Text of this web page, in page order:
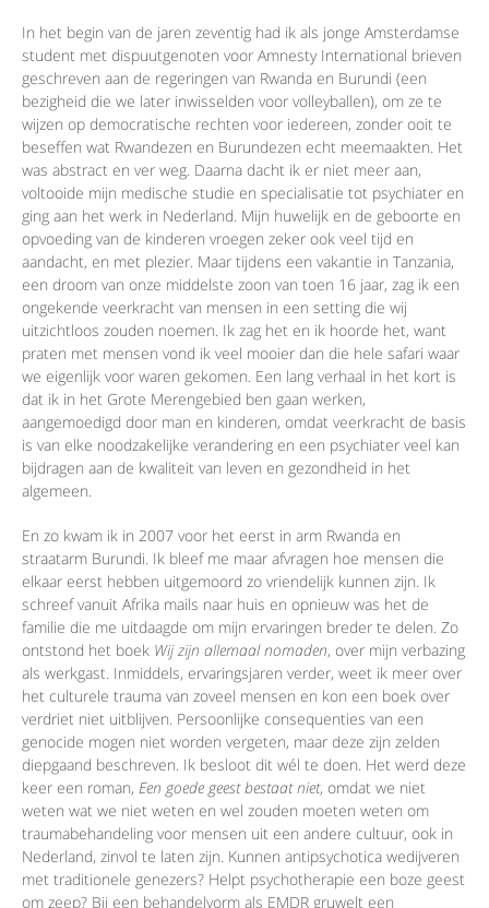
In het begin van de jaren zeventig had ik als jonge Amsterdamse
student met dispuutgenoten voor Amnesty International brieven
geschreven aan de regeringen van Rwanda en Burundi (een
bezigheid die we later inwisselden voor volleyballen), om ze te
wijzen op democratische rechten voor iedereen, zonder ooit te
beseffen wat Rwandezen en Burundezen echt meemaakten. Het
was abstract en ver weg. Daarna dacht ik er niet meer aan,
voltooide mijn medische studie en specialisatie tot psychiater en
ging aan het werk in Nederland. Mijn huwelijk en de geboorte en
opvoeding van de kinderen vroegen zeker ook veel tijd en
aandacht, en met plezier. Maar tijdens een vakantie in Tanzania,
een droom van onze middelste zoon van toen 16 jaar, zag ik een
ongekende veerkracht van mensen in een setting die wij
uitzichtloos zouden noemen. Ik zag het en ik hoorde het, want
praten met mensen vond ik veel mooier dan die hele safari waar
we eigenlijk voor waren gekomen. Een lang verhaal in het kort is
dat ik in het Grote Merengebied ben gaan werken,
aangemoedigd door man en kinderen, omdat veerkracht de basis
is van elke noodzakelijke verandering en een psychiater veel kan
bijdragen aan de kwaliteit van leven en gezondheid in het
algemeen.
En zo kwam ik in 2007 voor het eerst in arm Rwanda en
straatarm Burundi. Ik bleef me maar afvragen hoe mensen die
elkaar eerst hebben uitgemoord zo vriendelijk kunnen zijn. Ik
schreef vanuit Afrika mails naar huis en opnieuw was het de
familie die me uitdaagde om mijn ervaringen breder te delen. Zo
ontstond het boek Wij zijn allemaal nomaden, over mijn verbazing
als werkgast. Inmiddels, ervaringsjaren verder, weet ik meer over
het culturele trauma van zoveel mensen en kon een boek over
verdriet niet uitblijven. Persoonlijke consequenties van een
genocide mogen niet worden vergeten, maar deze zijn zelden
diepgaand beschreven. Ik besloot dit wél te doen. Het werd deze
keer een roman, Een goede geest bestaat niet, omdat we niet
weten wat we niet weten en wel zouden moeten weten om
traumabehandeling voor mensen uit een andere cultuur, ook in
Nederland, zinvol te laten zijn. Kunnen antipsychotica wedijveren
met traditionele genezers? Helpt psychotherapie een boze geest
om zeep? Bij een behandelvorm als EMDR gruwelt een